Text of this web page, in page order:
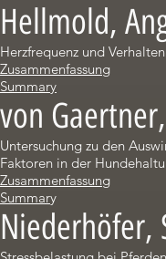
Hellmold,
Herzfrequenz und
Zusammenfassung
Summary
von
Untersuchung zu den
Faktoren in der
Zusammenfassung
Summary
Niederhöfer,